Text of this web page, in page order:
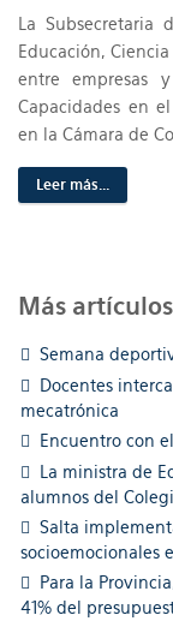
La Subsecretaria
Educación,
entre empresas
Capacidades en
en la Cámara de
Leer más...
Más
Semana
Docentes
mecatrónica
Encuentro con
La ministra de
alumnos del
Salta
socioemocionales
Para la
41% del